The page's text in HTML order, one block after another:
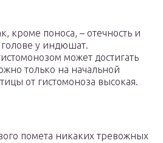
кроме поноса, – отечность и
у индюшат.
может достигать
только на начальной
от гистомоноза высокая.
помета никаких тревожных